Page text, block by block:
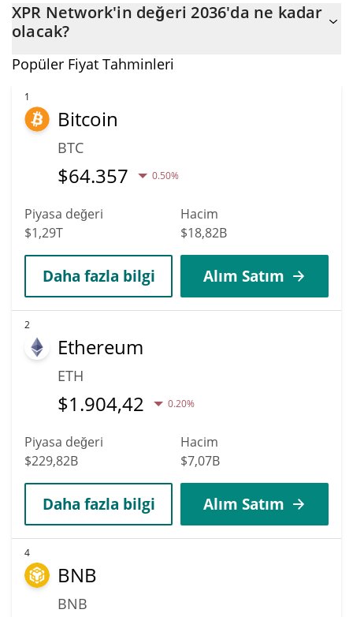
$0,0026572936 değerine ulaşabilir. Beş yıllık bir plan tahmin
edersek coinin $0,0030410033 işaretine ulaşacağı varsayılır.
XPR Network'in değeri 2036'da ne kadar
olacak?
Fiyat açısından XPR Network yeni zirvelere ulaşma konusunda
öngörülüyor. Belirli uzmanlara ve iş analistlerine göre XPR
Network, 2036 tarihine kadar $0,0039577923 tutarındaki en
yüksek fiyata ulaşabilir.
Popüler Fiyat Tahminleri
1
Bitcoin
BTC
$64.357 0.50%
Piyasa değeri
$1,29T
Hacim
$18,82B
Daha fazla bilgi Alım Satım
2
Ethereum
ETH
$1.904,42 0.20%
Piyasa değeri
$229,82B
Hacim
$7,07B
Daha fazla bilgi Alım Satım
4
BNB
BNB